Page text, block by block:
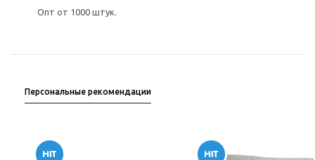
Опт от 1000 штук.
Персональные рекомендации